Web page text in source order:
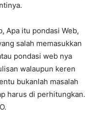
Apa itu pondasi Web,
salah memasukkan
pondasi web nya
walaupun keren
bukanlah masalah
harus di perhitungkan.